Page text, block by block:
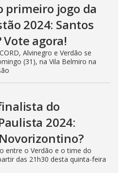
primeiro jogo da
2024: Santos
agora!
Alvinegro e Verdão se
(31), na Vila Belmiro na
do
2024:
entre o Verdão e o time do
das 21h30 desta quinta-feira